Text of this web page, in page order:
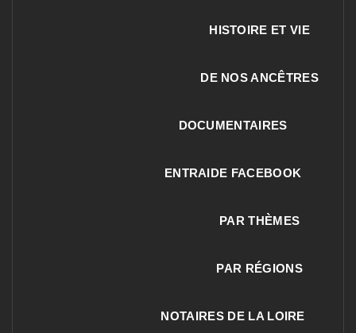
HISTOIRE ET VIE
DE NOS ANCÊTRES
DOCUMENTAIRES
ENTRAIDE FACEBOOK
PAR THÈMES
PAR RÉGIONS
NOTAIRES DE LA LOIRE